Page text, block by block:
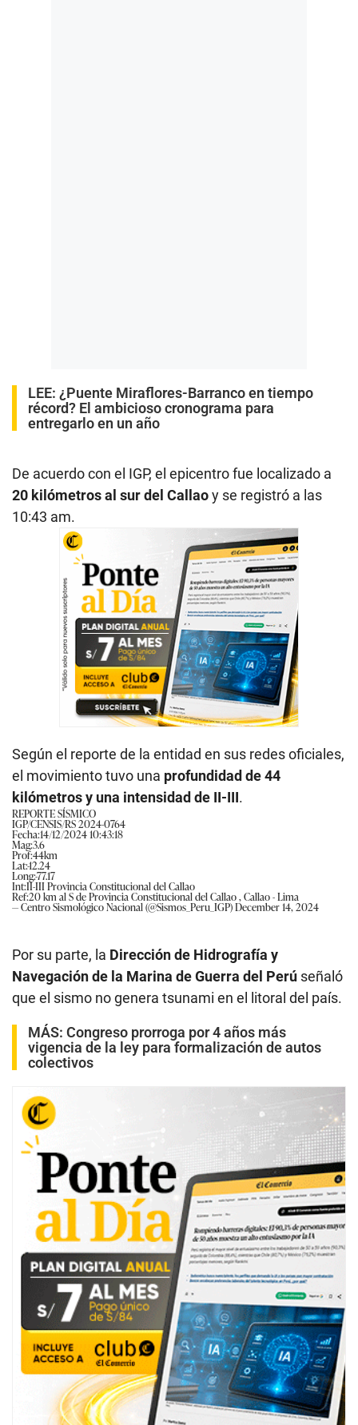
LEE: ¿Puente Miraflores-Barranco en tiempo
récord? El ambicioso cronograma para
entregarlo en un año
De acuerdo con el IGP, el epicentro fue localizado a
20 kilómetros al sur del Callaoy se registró a las
10:43 am.
Según el reporte de la entidad en sus redes oficiales,
el movimiento tuvo una profundidad de 44
kilómetros y una intensidad de II-III.
REPORTE SÍSMICO
IGP/CENSIS/RS 2024-0764
Fecha:14/12/2024 10:43:18
Mag:3.6
Prof:44km
Lat:-12.24
Long:-77.17
Int:II-III Provincia Constitucional del Callao
Ref:20 km al S de Provincia Constitucional del Callao , Callao - Lima
— Centro Sismológico Nacional (@Sismos_Peru_IGP)December 14, 2024
Por su parte, la Dirección de Hidrografía y
Navegación de la Marina de Guerra del Perú señaló
que el sismo no genera tsunami en el litoral del país.
MÁS: Congreso prorroga por 4 años más
vigencia de la ley para formalización de autos
colectivos